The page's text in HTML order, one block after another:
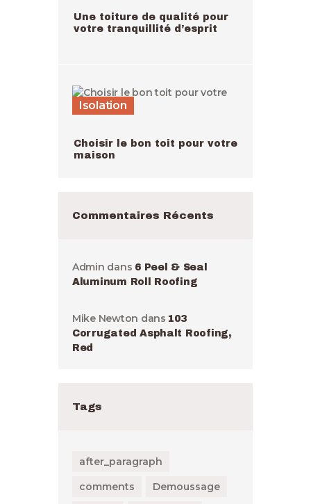
Une toiture de qualité pour
votre tranquillité d’esprit
Isolation
Choisir le bon toit pour votre
maison
Commentaires Récents
Admin dans 6 Peel & Seal
Aluminum Roll Roofing
Mike Newton dans 103
Corrugated Asphalt Roofing,
Red
Tags
after_paragraph
comments
Demoussage